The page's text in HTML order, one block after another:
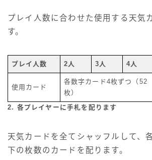
プレイ人数に合わせた使用する天気
す。
プレイ人数 2人 3人 4人
使用カード
各数字カード4枚ずつ（52
枚）
2. 各プレイヤーに手札を配ります
天気カードを全てシャッフルして、
下の枚数のカードを配ります。